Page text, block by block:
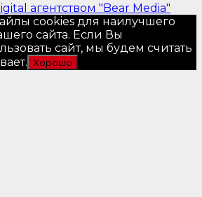
агентством "Bear Media"
cookies для наилучшего
сайта. Если Вы
сайт, мы будем считать
Хорошо